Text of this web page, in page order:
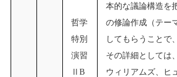
哲学
特別
演習
ⅡB
本的な議論構造を
の修論作成（テー
してもらうことで
その詳細としては
ウィリアムズ、ヒ